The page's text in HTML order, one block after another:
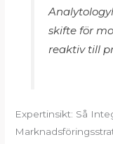
skifte för
reaktiv till
Expertinsikt: Så